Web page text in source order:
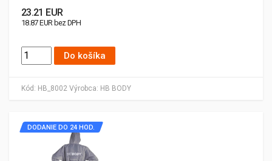
Kód: HB_8002 Výrobca: HB BODY
23.21 EUR
18.87 EUR bez DPH
Do košíka
DODANIE DO 24 HOD.